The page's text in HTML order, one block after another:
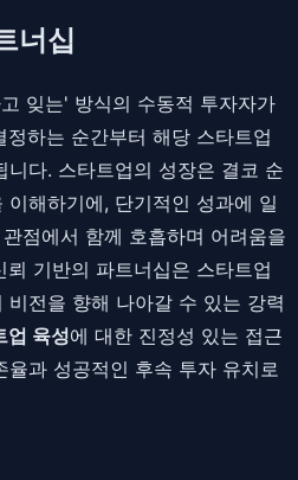
너십
잊는' 방식의 수동적 투자자가
하는 순간부터 해당 스타트업
다. 스타트업의 성장은 결코 순
해하기에, 단기적인 성과에 일
점에서 함께 호흡하며 어려움을
기반의 파트너십은 스타트업
전을 향해 나아갈 수 있는 강력
업 육성에 대한 진정성 있는 접근
과 성공적인 후속 투자 유치로